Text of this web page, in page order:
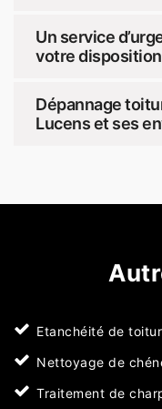
Un service
votre disposition
Dépannage
Lucens et ses
Etanchéité de
Nettoyage de
Traitement de